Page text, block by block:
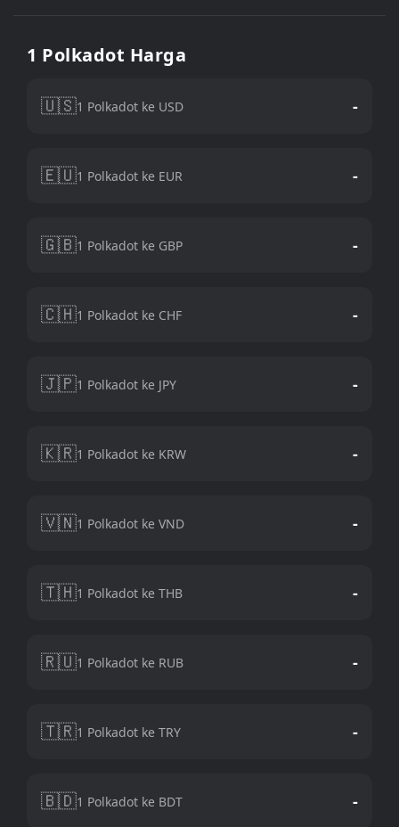
1 Polkadot Harga
🇺🇸1 Polkadot ke USD -
🇪🇺1 Polkadot ke EUR -
🇬🇧1 Polkadot ke GBP -
🇨🇭1 Polkadot ke CHF -
🇯🇵1 Polkadot ke JPY -
🇰🇷1 Polkadot ke KRW -
🇻🇳1 Polkadot ke VND -
🇹🇭1 Polkadot ke THB -
🇷🇺1 Polkadot ke RUB -
🇹🇷1 Polkadot ke TRY -
🇧🇩1 Polkadot ke BDT -